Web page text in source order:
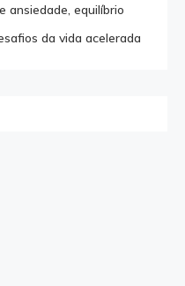
ansiedade, equilíbrio
da vida acelerada